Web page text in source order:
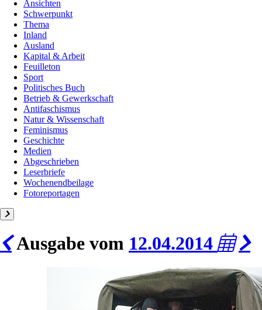
Ansichten
Schwerpunkt
Thema
Inland
Ausland
Kapital & Arbeit
Feuilleton
Sport
Politisches Buch
Betrieb & Gewerkschaft
Antifaschismus
Natur & Wissenschaft
Feminismus
Geschichte
Medien
Abgeschrieben
Leserbriefe
Wochenendbeilage
Fotoreportagen
Ausgabe vom 12.04.2014